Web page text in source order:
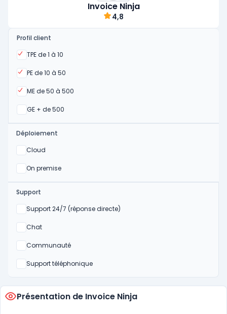
Invoice Ninja
4,8
Profil client
TPE de 1 à 10
Oui
PE de 10 à 50
Oui
ME de 50 à 500
Oui
GE + de 500
Oui
Déploiement
Cloud
Oui
On premise
Oui
Support
Support 24/7 (réponse directe)
Non
Chat
Non
Communauté
Non
Support téléphonique
Non
Présentation de Invoice Ninja